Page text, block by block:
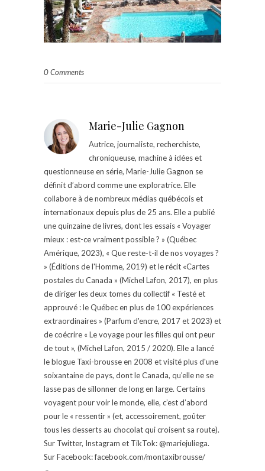
0 Comments
Marie-Julie Gagnon
Autrice, journaliste, recherchiste,
chroniqueuse, machine à idées et
questionneuse en série, Marie-Julie Gagnon se
définit d’abord comme une exploratrice. Elle
collabore à de nombreux médias québécois et
internationaux depuis plus de 25 ans. Elle a publié
une quinzaine de livres, dont les essais « Voyager
mieux : est-ce vraiment possible ? » (Québec
Amérique, 2023), « Que reste-t-il de nos voyages ?
» (Éditions de l'Homme, 2019) et le récit «Cartes
postales du Canada » (Michel Lafon, 2017), en plus
de diriger les deux tomes du collectif « Testé et
approuvé : le Québec en plus de 100 expériences
extraordinaires » (Parfum d'encre, 2017 et 2023) et
de coécrire « Le voyage pour les filles qui ont peur
de tout », (Michel Lafon, 2015 / 2020). Elle a lancé
le blogue Taxi-brousse en 2008 et visité plus d'une
soixantaine de pays, dont le Canada, qu'elle ne se
lasse pas de sillonner de long en large. Certains
voyagent pour voir le monde, elle, c’est d’abord
pour le « ressentir » (et, accessoirement, goûter
tous les desserts au chocolat qui croisent sa route).
Sur Twitter, Instagram et TikTok: @mariejuliega.
Sur Facebook: facebook.com/montaxibrousse/